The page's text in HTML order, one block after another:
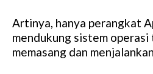
Artinya, hanya perangkat
mendukung sistem
memasang dan